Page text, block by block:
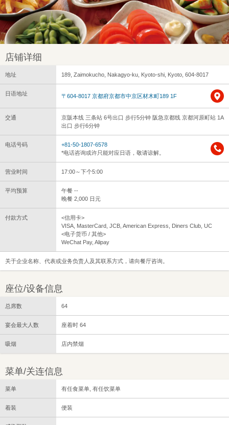
店铺详细
地址 189, Zaimokucho, Nakagyo-ku, Kyoto-shi, Kyoto, 604-8017
日语地址 〒604-8017 京都府京都市中京区材木町189 1F
交通
京阪本线 三条站 6号出口 步行5分钟 阪急京都线 京都河原町站 1A
出口 步行6分钟
电话号码
+81-50-1807-6578
*电话咨询或许只能对应日语，敬请谅解。
营业时间 17:00～下个5:00
平均预算
午餐 --
晚餐 2,000 日元
付款方式
<信用卡>
VISA, MasterCard, JCB, American Express, Diners Club, UC
<电子货币 / 其他>
WeChat Pay, Alipay
关于企业名称、代表或业务负责人及其联系方式，请向餐厅咨询。
座位/设备信息
总席数 64
宴会最大人数 座着时 64
吸烟 店内禁烟
菜单/关连信息
菜单 有任食菜单, 有任饮菜单
着装 便装